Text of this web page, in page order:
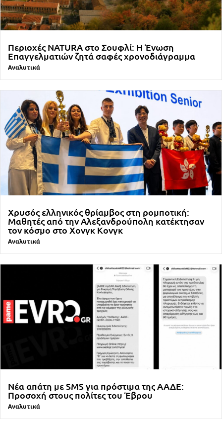
Περιοχές NATURA στο Σουφλί: Η Ένωση
Επαγγελματιών ζητά σαφές χρονοδιάγραμμα
Αναλυτικά
Χρυσός ελληνικός θρίαμβος στη ρομποτική:
Μαθητές από την Αλεξανδρούπολη κατέκτησαν
τον κόσμο στο Χονγκ Κονγκ
Αναλυτικά
Νέα απάτη με SMS για πρόστιμα της ΑΑΔΕ:
Προσοχή στους πολίτες του Έβρου
Αναλυτικά